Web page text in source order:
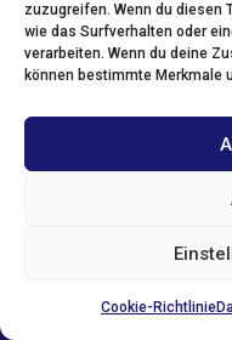
zuzugreifen. Wenn du diesen
wie das Surfverhalten oder
verarbeiten. Wenn du deine
können bestimmte Merkmale
Cookie-Richtlinie